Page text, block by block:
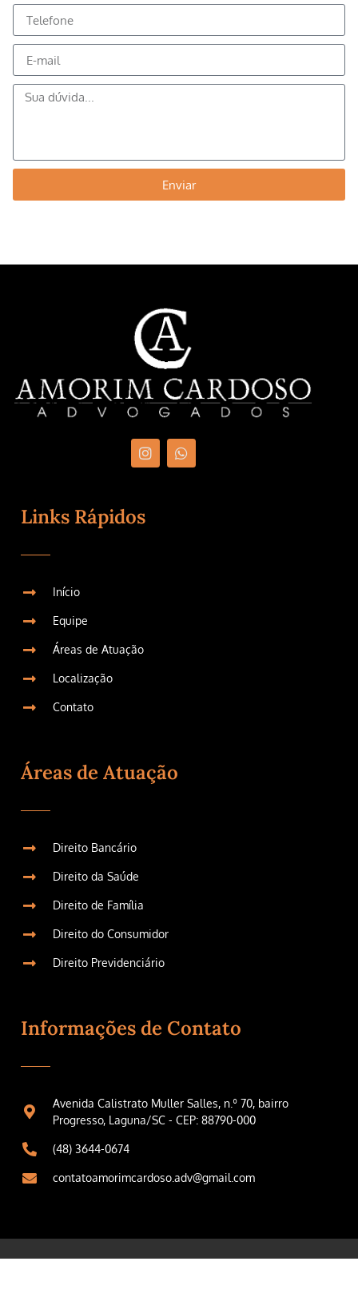
Enviar
Links Rápidos
Início
Equipe
Áreas de Atuação
Localização
Contato
Áreas de Atuação
Direito Bancário
Direito da Saúde
Direito de Família
Direito do Consumidor
Direito Previdenciário
Informações de Contato
Avenida Calistrato Muller Salles, n.º 70, bairro
Progresso, Laguna/SC - CEP: 88790-000
(48) 3644-0674
contatoamorimcardoso.adv@gmail.com